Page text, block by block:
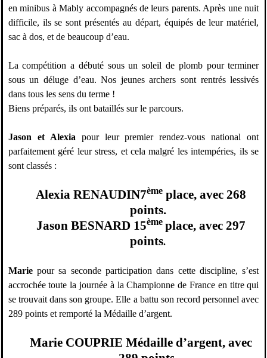
en minibus à Mably accompagnés de leurs parents. Après une nuit
difficile, ils se sont présentés au départ, équipés de leur matériel,
sac à dos, et de beaucoup d’eau.
La compétition a débuté sous un soleil de plomb pour terminer
sous un déluge d’eau. Nos jeunes archers sont rentrés lessivés
dans tous les sens du terme !
Biens préparés, ils ont bataillés sur le parcours.
Jason et Alexiapour leur premier rendez-vous national ont
parfaitement géré leur stress, et cela malgré les intempéries, ils se
sont classés :
Alexia RENAUDIN7èmeplace, avec 268
points.
Jason BESNARD 15ème place, avec 297
points.
Mariepour sa seconde participation dans cette discipline, s’est
accrochée toute la journée à la Championne de France en titre qui
se trouvait dans son groupe. Elle a battu son record personnel avec
289 points et remporté la Médaille d’argent.
Marie COUPRIE Médaille d’argent, avec